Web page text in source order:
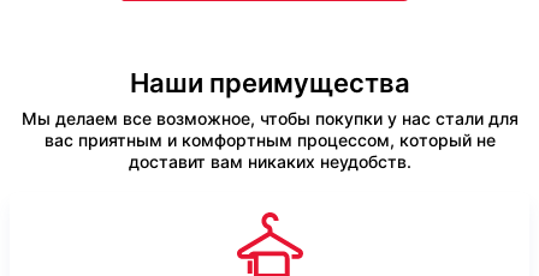
Наши преимущества
Мы делаем все возможное, чтобы покупки у нас стали для
вас приятным и комфортным процессом, который не
доставит вам никаких неудобств.